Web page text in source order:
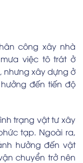
công xây nhà
việc tô trát ở
nhưng xây dựng ở
đến tiến độ
trạng vật tư xây
tạp. Ngoài ra,
hưởng đến vật
chuyển trở nên